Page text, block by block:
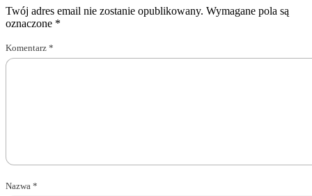
Twój adres email nie zostanie opublikowany. Wymagane pola są
oznaczone *
Komentarz *
Nazwa *